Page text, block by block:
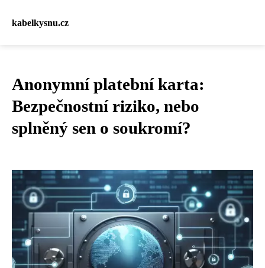
kabelkysnu.cz
Anonymní platební karta:
Bezpečnostní riziko, nebo
splněný sen o soukromí?